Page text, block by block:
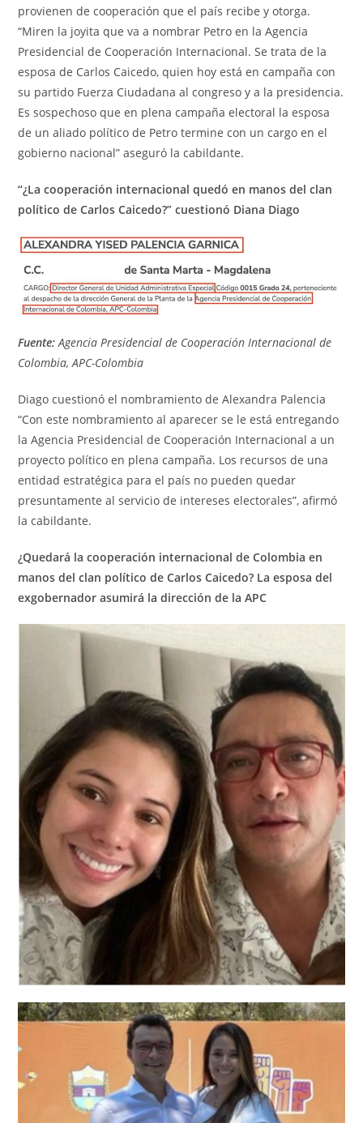
provienen de cooperación que el país recibe y otorga.
“Miren la joyita que va a nombrar Petro en la Agencia
Presidencial de Cooperación Internacional. Se trata de la
esposa de Carlos Caicedo, quien hoy está en campaña con
su partido Fuerza Ciudadana al congreso y a la presidencia.
Es sospechoso que en plena campaña electoral la esposa
de un aliado político de Petro termine con un cargo en el
gobierno nacional” aseguró la cabildante.
“¿La cooperación internacional quedó en manos del clan
político de Carlos Caicedo?” cuestionó Diana Diago
Fuente:Agencia Presidencial de Cooperación Internacional de
Colombia, APC-Colombia
Diago cuestionó el nombramiento de Alexandra Palencia
“Con este nombramiento al aparecer se le está entregando
la Agencia Presidencial de Cooperación Internacional a un
proyecto político en plena campaña. Los recursos de una
entidad estratégica para el país no pueden quedar
presuntamente al servicio de intereses electorales”, afirmó
la cabildante.
¿Quedará la cooperación internacional de Colombia en
manos del clan político de Carlos Caicedo? La esposa del
exgobernador asumirá la dirección de la APC